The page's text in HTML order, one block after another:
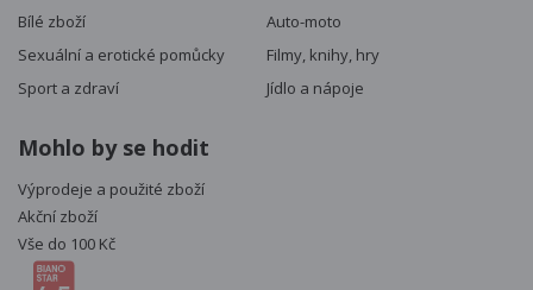
Bílé zboží
Auto-moto
Sexuální a erotické pomůcky
Filmy, knihy, hry
Sport a zdraví
Jídlo a nápoje
Mohlo by se hodit
Výprodeje a použité zboží
Akční zboží
Vše do 100 Kč